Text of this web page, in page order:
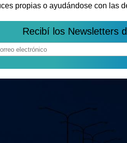
propias o ayudándose con las
Recibí los Newsletters